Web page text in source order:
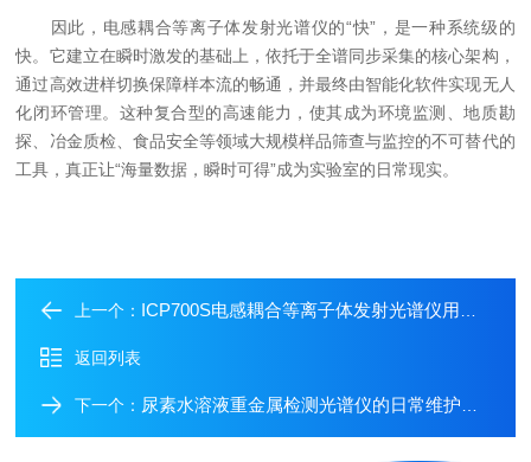
因此，电感耦合等离子体发射光谱仪的“快”，是一种系统级的
快。它建立在瞬时激发的基础上，依托于全谱同步采集的核心架构，
通过高效进样切换保障样本流的畅通，并最终由智能化软件实现无人
化闭环管理。这种复合型的高速能力，使其成为环境监测、地质勘
探、冶金质检、食品安全等领域大规模样品筛查与监控的不可替代的
工具，真正让“海量数据，瞬时可得”成为实验室的日常现实。
上一个： ICP700S电感耦合等离子体发射光谱仪用于生物油脂/润滑油元素测试
返回列表
下一个： 尿素水溶液重金属检测光谱仪的日常维护要点